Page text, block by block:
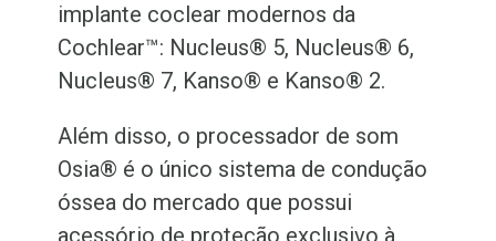
implante coclear modernos da
Cochlear™: Nucleus® 5, Nucleus® 6,
Nucleus® 7, Kanso® e Kanso® 2.
Além disso, o processador de som
Osia® é o único sistema de condução
óssea do mercado que possui
acessório de proteção exclusivo à